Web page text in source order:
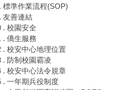
標準作業流程(SOP)
友善連結
. 校園安全
. 僑生服務
. 校安中心地理位置
. 防制校園霸凌
. 校安中心法令規章
. 一年期兵役制度